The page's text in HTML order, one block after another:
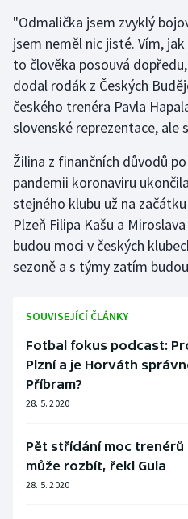
Plavání
Plážový volejbal
Ragby
Rychlostní kanoistika
Short track
Sportovní střelba
Triatlon
Veslování
Volejbal
Ostatní
"Odmalička jsem zvyklý
jsem neměl nic jisté. Vím,
to člověka posouvá
dodal rodák z Českých
českého trenéra Pavla
slovenské reprezentace, ale
Žilina z finančních důvodů
pandemii koronaviru
stejného klubu už na
Plzeň Filipa Kašu a
budou moci v českých
sezoně a s týmy zatím
SOUVISEJÍCÍ ČLÁNKY
Fotbal fokus podcast:
Plzní a je Horváth
Příbram?
28. 5. 2020
Pět střídání moc trenérů
může rozbít, řekl Gula
28. 5. 2020